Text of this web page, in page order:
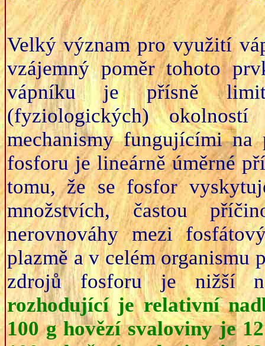
Velký význam pro využití
vzájemný poměr tohoto
vápníku je přísně
(fyziologických) okolností
mechanismy fungujícími na
fosforu je lineárně úměrné
tomu, že se fosfor
množstvích, častou
nerovnováhy mezi
plazmě a v celém organismu
zdrojů fosforu je nižší
rozhodující je relativní
100 g hovězí svaloviny je